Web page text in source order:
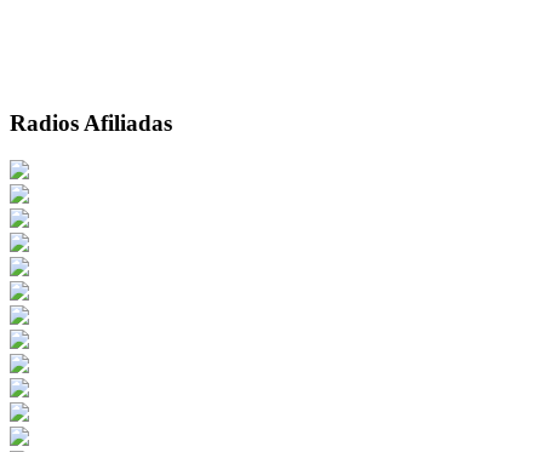
Radios Afiliadas